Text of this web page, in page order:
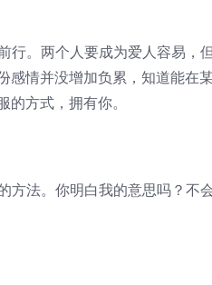
。两个人要成为爱人容易，
感情并没增加负累，知道能在
方式，拥有你。
法。你明白我的意思吗？不